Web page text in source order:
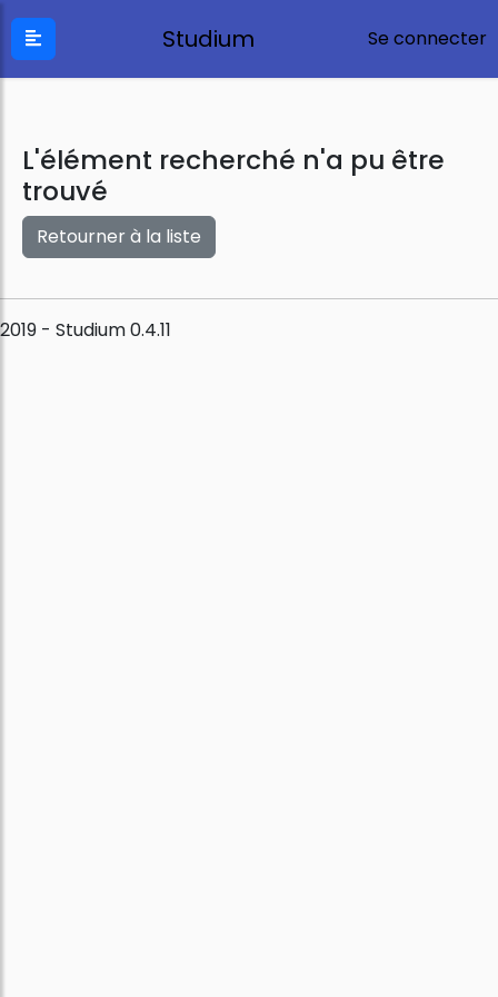
Studium Se connecter
L'élément recherché n'a pu être
trouvé
Retourner à la liste
2019 - Studium 0.4.11